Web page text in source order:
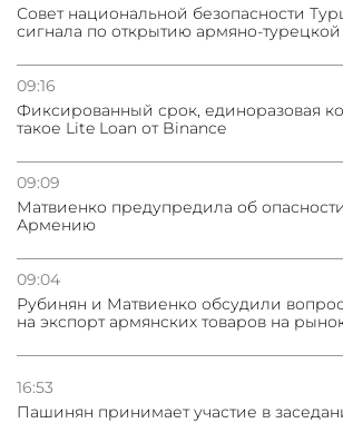
Совет национальной безопасности
сигнала по открытию армяно-
09:16
Фиксированный срок, единоразовая
такое Lite Loan от Binance
09:09
Матвиенко предупредила об
Армению
09:04
Рубинян и Матвиенко обсудили
на экспорт армянских товаров на
16:53
Пашинян принимает участие в